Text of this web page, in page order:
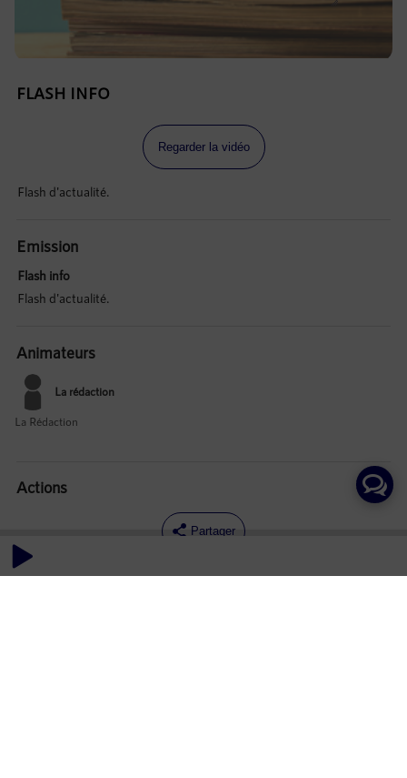
FLASH INFO
Regarder la vidéo
Flash d'actualité.
Emission
Flash info
Flash d'actualité.
Animateurs
La rédaction
La Rédaction
Actions
Partager
Commentaires